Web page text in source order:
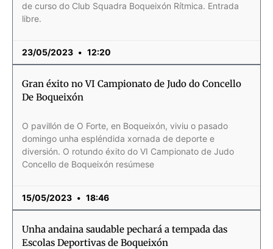
de curso do Club Squadra Boqueixón Rítmica. Entrada
libre.
23/05/2023 12:20
Gran éxito no VI Campionato de Judo do Concello
De Boqueixón
O pavillón de O Forte, en Boqueixón, viviu o pasado
domingo unha espléndida xornada de deporte e
diversión. O rotundo éxito do VI Campionato de Judo
Concello de Boqueixón resúmese
15/05/2023 18:46
Unha andaina saudable pechará a tempada das
Escolas Deportivas de Boqueixón